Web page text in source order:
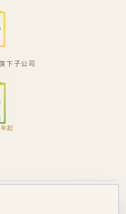
下子公司
起